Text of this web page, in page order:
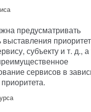
предусматривать
выставления
субъекту и т. д.,
сервисов в